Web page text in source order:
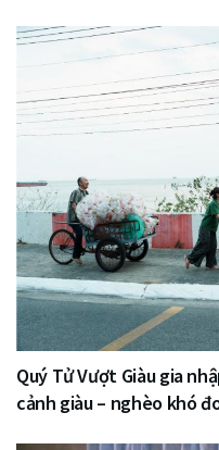
Quý Tử Vượt Giàu gia
cảnh giàu – nghèo khó